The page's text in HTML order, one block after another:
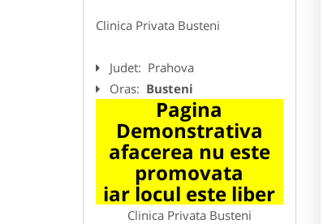
Clinica Privata Busteni
Judet: Prahova
Oras: Busteni
Pagina
Demonstrativa
afacerea nu este
promovata
iar locul este liber
Clinica Privata Busteni